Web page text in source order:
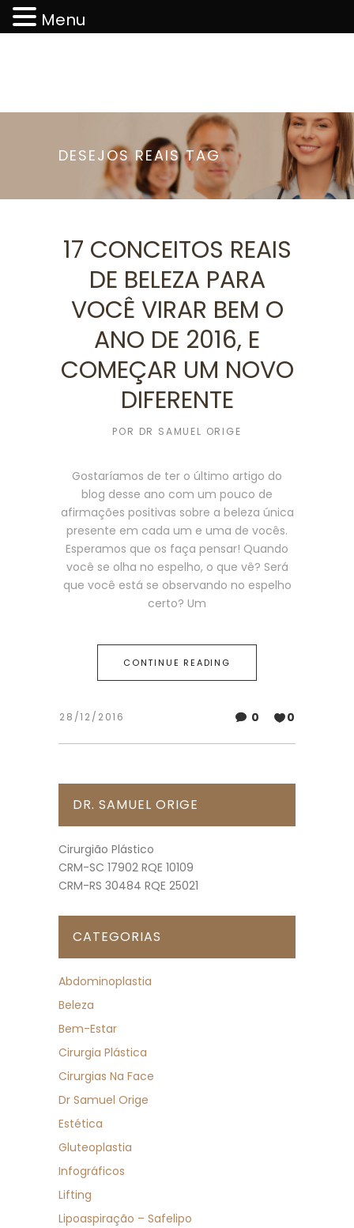
DESEJOS REAIS TAG
17 CONCEITOS REAIS
DE BELEZA PARA
VOCÊ VIRAR BEM O
ANO DE 2016, E
COMEÇAR UM NOVO
DIFERENTE
POR DR SAMUEL ORIGE
Gostaríamos de ter o último artigo do
blog desse ano com um pouco de
afirmações positivas sobre a beleza única
presente em cada um e uma de vocês.
Esperamos que os faça pensar! Quando
você se olha no espelho, o que vê? Será
que você está se observando no espelho
certo? Um
CONTINUE READING
28/12/2016 0 0
DR. SAMUEL ORIGE
Cirurgião Plástico
CRM-SC 17902 RQE 10109
CRM-RS 30484 RQE 25021
CATEGORIAS
Abdominoplastia
Beleza
Bem-Estar
Cirurgia Plástica
Cirurgias Na Face
Dr Samuel Orige
Estética
Gluteoplastia
Infográficos
Lifting
Lipoaspiração – Safelipo
Menu